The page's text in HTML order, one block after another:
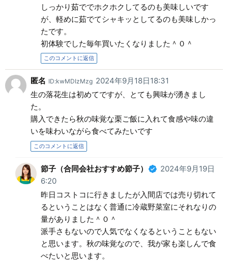
しっかり茹ででホクホクしてるのも美味しいです
が、軽めに茹でてシャキッとしてるのも美味しかっ
たです。
初体験でした毎年買いたくなりました＾０＾
このコメントに返信
匿名 ID:kwMDIzMzg 2024年9月18日18:31
生の落花生は初めてですが、とても興味が湧きまし
た。
購入できたら秋の味覚な栗ご飯に入れて食感や味の違
いを味わいながら食べてみたいです
このコメントに返信
節子（合同会社おすすめ節子）
2024年9月19日
6:20
昨日コストコに行きましたが入間店では売り切れて
るということはなく普通に冷蔵野菜室にそれなりの
量がありました＾０＾
派手さもないので人気でなくなるということもない
と思います。秋の味覚なので、我が家も楽しんで食
べたいと思います。